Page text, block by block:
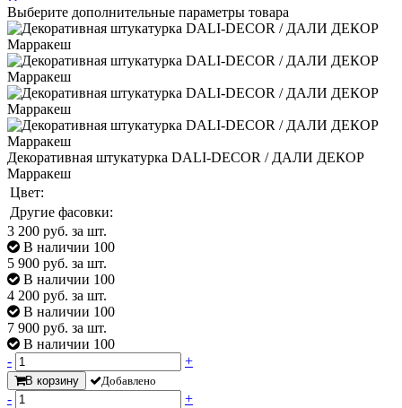
Выберите дополнительные параметры товара
Декоративная штукатурка DALI-DECOR / ДАЛИ ДЕКОР
Марракеш
Цвет:
Другие фасовки:
3 200 руб. за шт.
В наличии 100
5 900 руб. за шт.
В наличии 100
4 200 руб. за шт.
В наличии 100
7 900 руб. за шт.
В наличии 100
-
+
В корзину Добавлено
- +